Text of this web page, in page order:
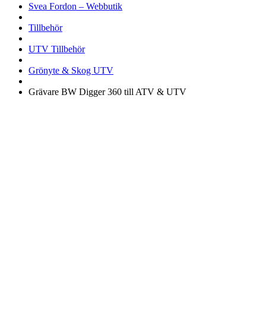
Svea Fordon – Webbutik
Tillbehör
UTV Tillbehör
Grönyte & Skog UTV
Grävare BW Digger 360 till ATV & UTV